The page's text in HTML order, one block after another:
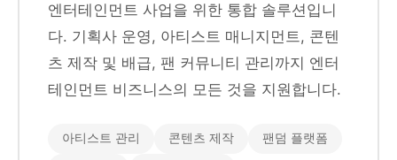
엔터테인먼트 사업을 위한 통합 솔루션입니
다. 기획사 운영, 아티스트 매니지먼트, 콘텐
츠 제작 및 배급, 팬 커뮤니티 관리까지 엔터
테인먼트 비즈니스의 모든 것을 지원합니다.
아티스트 관리 콘텐츠 제작 팬덤 플랫폼